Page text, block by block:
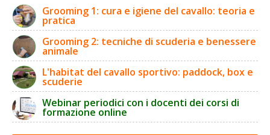
Grooming 1: cura e igiene del cavallo: teoria e
pratica
Grooming 2: tecniche di scuderia e benessere
animale
L'habitat del cavallo sportivo: paddock, box e
scuderie
Webinar periodici con i docenti dei corsi di
formazione online